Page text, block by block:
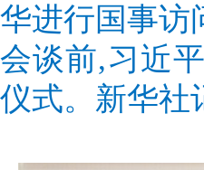
华进行国事访
会谈前,习近
仪式。新华社